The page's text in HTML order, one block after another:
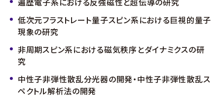
低次元フラストレート量子スピン系における巨視的量子
現象の研究
非周期スピン系における磁気秩序とダイナミクスの研
究
中性子非弾性散乱分光器の開発・中性子非弾性散乱ス
ペクトル解析法の開発